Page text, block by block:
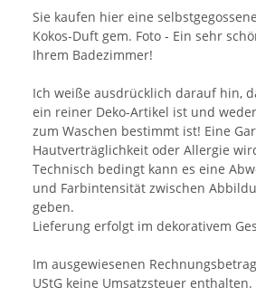
Sie kaufen hier eine
Kokos-Duft gem. Foto - Ein sehr
Ihrem Badezimmer!
Ich weiße ausdrücklich darauf hin,
ein reiner Deko-Artikel ist und
zum Waschen bestimmt ist! Eine
Hautverträglichkeit oder Allergie
Technisch bedingt kann es eine
und Farbintensität zwischen
geben.
Lieferung erfolgt im dekorativem
Im ausgewiesenen
UStG keine Umsatzsteuer enthalten.